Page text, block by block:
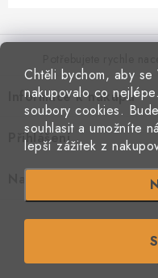
Chtěli bychom, aby se
nakupovalo co
soubory cookies.
souhlasit a umožníte
lepší zážitek z
á
VYPLNIT
Informace k nákupu
Kontakty
Doprava a platba
Obchodní podmínky
Podmínky ochrany osobních
Přihlášení
E-mail
S láskou